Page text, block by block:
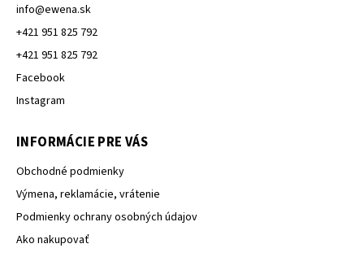
info@ewena.sk
+421 951 825 792
+421 951 825 792
Facebook
Instagram
INFORMÁCIE PRE VÁS
Obchodné podmienky
Výmena, reklamácie, vrátenie
Podmienky ochrany osobných údajov
Ako nakupovať